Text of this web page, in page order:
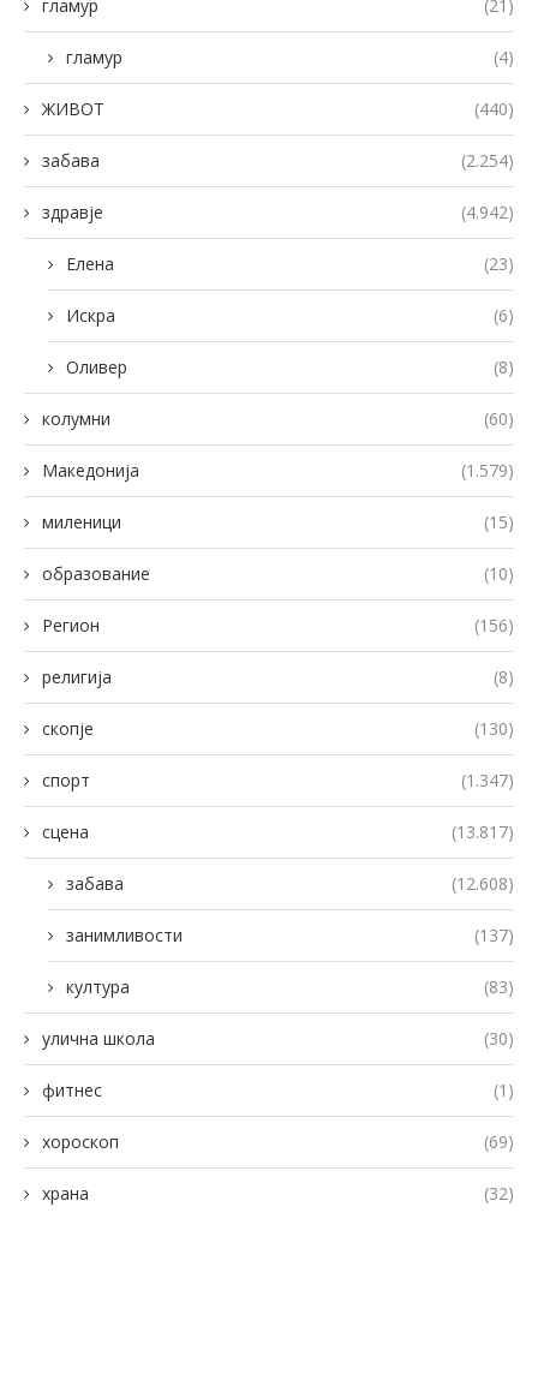
гламур (21)
гламур (4)
ЖИВОТ (440)
забава (2.254)
здравје (4.942)
Елена (23)
Искра (6)
Оливер (8)
колумни (60)
Македонија (1.579)
миленици (15)
образование (10)
Регион (156)
религија (8)
скопје (130)
спорт (1.347)
сцена (13.817)
забава (12.608)
занимливости (137)
култура (83)
улична школа (30)
фитнес (1)
хороскоп (69)
храна (32)